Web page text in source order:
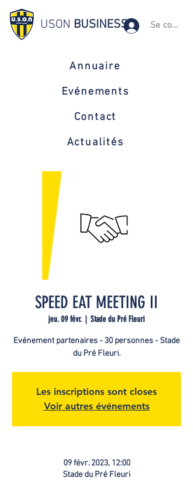
USON BUSINESS Se
Annuaire
Evénements
Contact
Actualités
SPEED EAT MEETING II
jeu. 09 févr. Stade du Pré Fleuri
Evénement partenaires - 30 personnes - Stade
du Pré Fleuri.
Les inscriptions sont closes
Voir autres événements
09 févr. 2023, 12:00
Stade du Pré Fleuri